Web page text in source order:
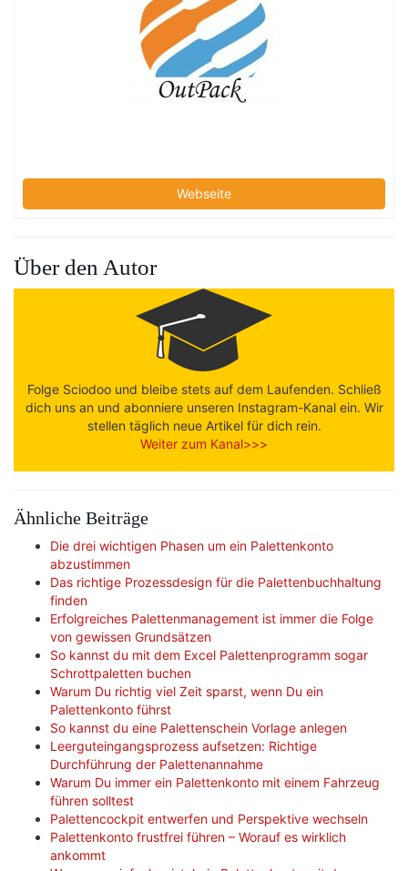
Webseite
Über den Autor
Folge Sciodoo und bleibe stets auf dem Laufenden. Schließ
dich uns an und abonniere unseren Instagram-Kanal ein. Wir
stellen täglich neue Artikel für dich rein.
Weiter zum Kanal>>>
Ähnliche Beiträge
Die drei wichtigen Phasen um ein Palettenkonto
abzustimmen
Das richtige Prozessdesign für die Palettenbuchhaltung
finden
Erfolgreiches Palettenmanagement ist immer die Folge
von gewissen Grundsätzen
So kannst du mit dem Excel Palettenprogramm sogar
Schrottpaletten buchen
Warum Du richtig viel Zeit sparst, wenn Du ein
Palettenkonto führst
So kannst du eine Palettenschein Vorlage anlegen
Leerguteingangsprozess aufsetzen: Richtige
Durchführung der Palettenannahme
Warum Du immer ein Palettenkonto mit einem Fahrzeug
führen solltest
Palettencockpit entwerfen und Perspektive wechseln
Palettenkonto frustfrei führen – Worauf es wirklich
ankommt